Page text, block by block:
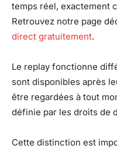
temps réel, exactement
Retrouvez notre page
direct gratuitement.
Le replay fonctionne
sont disponibles après
être regardées à tout
définie par les droits de
Cette distinction est